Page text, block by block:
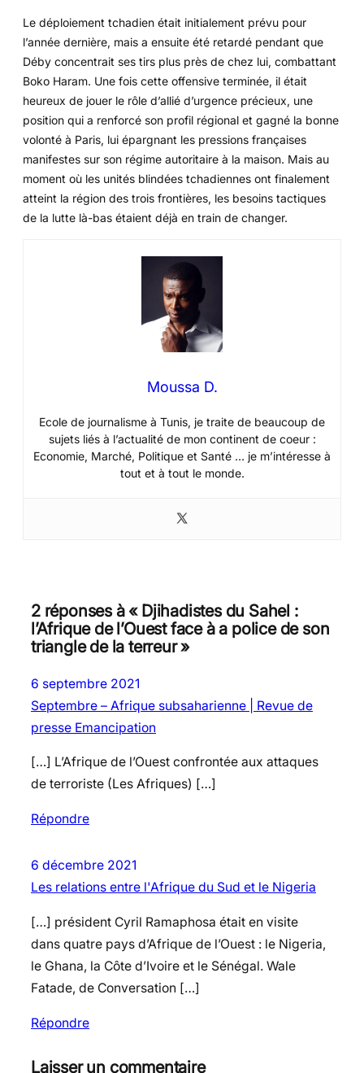
Le déploiement tchadien était initialement prévu pour
l’année dernière, mais a ensuite été retardé pendant que
Déby concentrait ses tirs plus près de chez lui, combattant
Boko Haram. Une fois cette offensive terminée, il était
heureux de jouer le rôle d’allié d’urgence précieux, une
position qui a renforcé son profil régional et gagné la bonne
volonté à Paris, lui épargnant les pressions françaises
manifestes sur son régime autoritaire à la maison. Mais au
moment où les unités blindées tchadiennes ont finalement
atteint la région des trois frontières, les besoins tactiques
de la lutte là-bas étaient déjà en train de changer.
Moussa D.
Ecole de journalisme à Tunis, je traite de beaucoup de
sujets liés à l’actualité de mon continent de coeur :
Economie, Marché, Politique et Santé … je m’intéresse à
tout et à tout le monde.
2 réponses à « Djihadistes du Sahel :
l’Afrique de l’Ouest face à a police de son
triangle de la terreur »
6 septembre 2021
Septembre – Afrique subsaharienne | Revue de
presse Emancipation
[…] L’Afrique de l’Ouest confrontée aux attaques
de terroriste (Les Afriques) […]
Répondre
6 décembre 2021
Les relations entre l'Afrique du Sud et le Nigeria
[…] président Cyril Ramaphosa était en visite
dans quatre pays d’Afrique de l’Ouest : le Nigeria,
le Ghana, la Côte d’Ivoire et le Sénégal. Wale
Fatade, de Conversation […]
Répondre
Laisser un commentaire